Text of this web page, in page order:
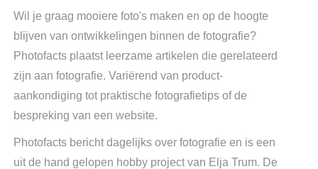
Wil je graag mooiere foto's maken en op de hoogte
blijven van ontwikkelingen binnen de fotografie?
Photofacts plaatst leerzame artikelen die gerelateerd
zijn aan fotografie. Variërend van product-
aankondiging tot praktische fotografietips of de
bespreking van een website.
Photofacts bericht dagelijks over fotografie en is een
uit de hand gelopen hobby project van Elja Trum. De